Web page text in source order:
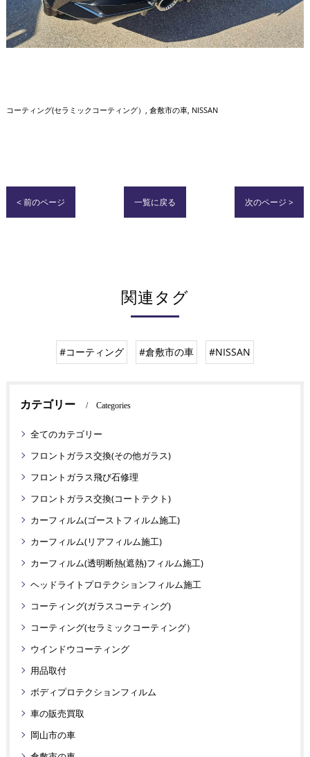
コーティング(セラミックコーティング） 倉敷市の車 NISSAN
< 前のページ 一覧に戻る 次のページ >
関連タグ
#コーティング #倉敷市の車 #NISSAN
カテゴリー Categories
全てのカテゴリー
フロントガラス交換(その他ガラス)
フロントガラス飛び石修理
フロントガラス交換(コートテクト)
カーフィルム(ゴーストフィルム施工)
カーフィルム(リアフィルム施工)
カーフィルム(透明断熱(遮熱)フィルム施工)
ヘッドライトプロテクションフィルム施工
コーティング(ガラスコーティング)
コーティング(セラミックコーティング）
ウインドウコーティング
用品取付
ボディプロテクションフィルム
車の販売買取
岡山市の車